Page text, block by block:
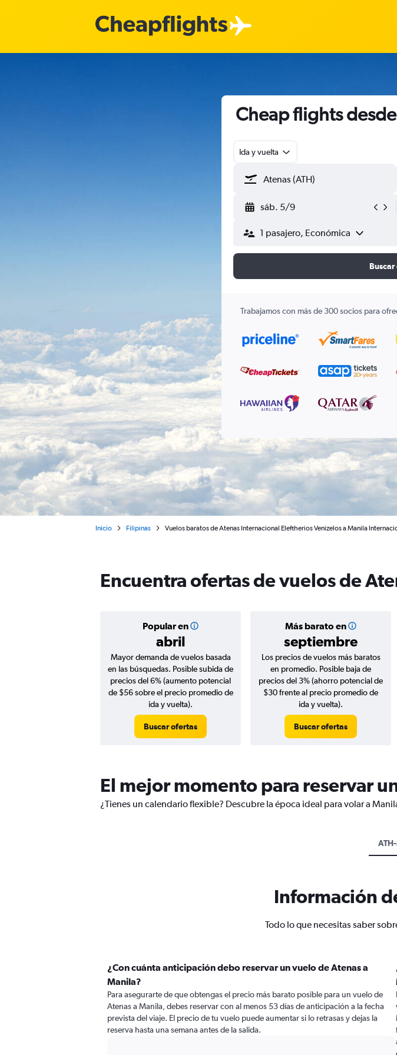
Cheap flights
Ida y vuelta
sáb. 5/9
1 pasajero, Económica
Buscar
Trabajamos con más de 300 socios para
Inicio Filipinas Vuelos baratos de Atenas Internacional Eleftherios Venizelos a Manila
Encuentra ofertas de vuelos de
Popular en
abril
Más barato en
septiembre
Mayor demanda de vuelos basada
en las búsquedas. Posible subida de
precios del 6% (aumento potencial
de $56 sobre el precio promedio de
ida y vuelta).
Buscar ofertas
Los precios de vuelos más baratos
en promedio. Posible baja de
precios del 3% (ahorro potencial de
$30 frente al precio promedio de
ida y vuelta).
Buscar ofertas
El mejor momento para reservar
¿Tienes un calendario flexible? Descubre la época ideal para volar a
Información
Todo lo que necesitas saber
¿Con cuánta anticipación debo reservar un vuelo de Atenas a
Manila?
Para asegurarte de que obtengas el precio más barato posible para un vuelo de
Atenas a Manila, debes reservar con al menos 53 días de anticipación a la fecha
prevista del viaje. El precio de tu vuelo puede aumentar si lo retrasas y dejas la
reserva hasta una semana antes de la salida.